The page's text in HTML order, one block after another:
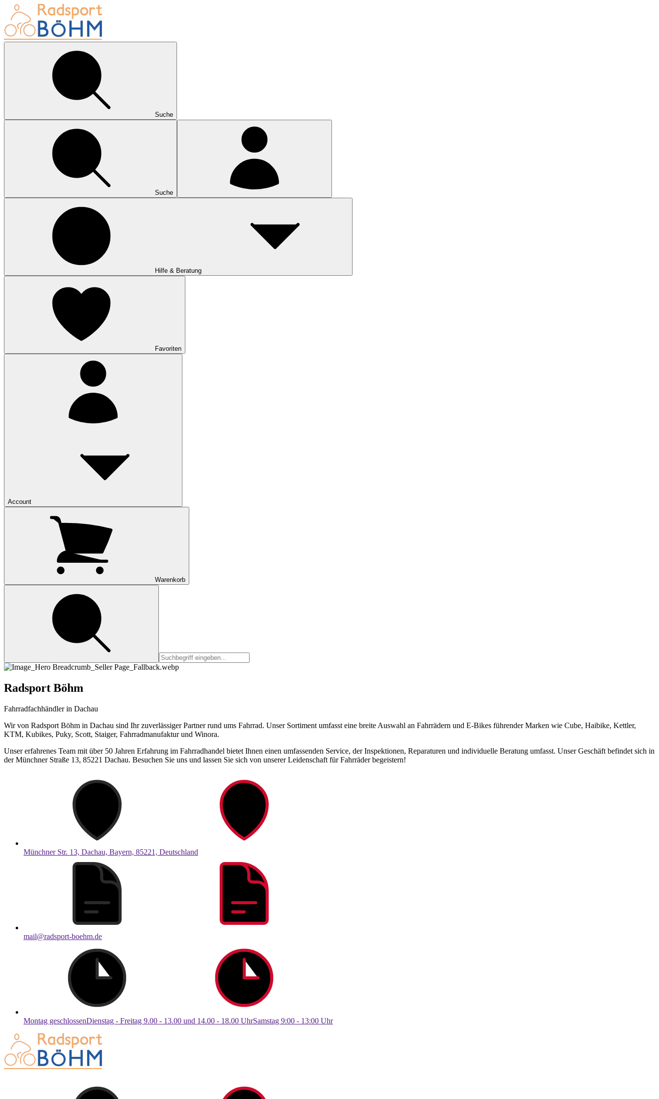
Suche
Suche
Hilfe & Beratung
Favoriten
Account
Warenkorb
Radsport Böhm
Fahrradfachhändler in Dachau
Wir von Radsport Böhm in Dachau sind Ihr zuverlässiger Partner rund ums Fahrrad. Unser Sortiment umfasst eine breite Auswahl an Fahrrädern und E-Bikes führender Marken wie Cube, Haibike, Kettler,
KTM, Kubikes, Puky, Scott, Staiger, Fahrradmanufaktur und Winora.
Unser erfahrenes Team mit über 50 Jahren Erfahrung im Fahrradhandel bietet Ihnen einen umfassenden Service, der Inspektionen, Reparaturen und individuelle Beratung umfasst. Unser Geschäft befindet sich in
der Münchner Straße 13, 85221 Dachau. Besuchen Sie uns und lassen Sie sich von unserer Leidenschaft für Fahrräder begeistern!
Münchner Str. 13, Dachau, Bayern, 85221, Deutschland
mail@radsport-boehm.de
Montag geschlossenDienstag - Freitag 9.00 - 13.00 und 14.00 - 18.00 UhrSamstag 9:00 - 13:00 Uhr